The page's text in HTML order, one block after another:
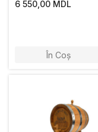
6 550,00 MDL
În Coș